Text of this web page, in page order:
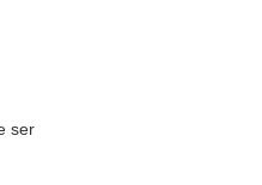
ser